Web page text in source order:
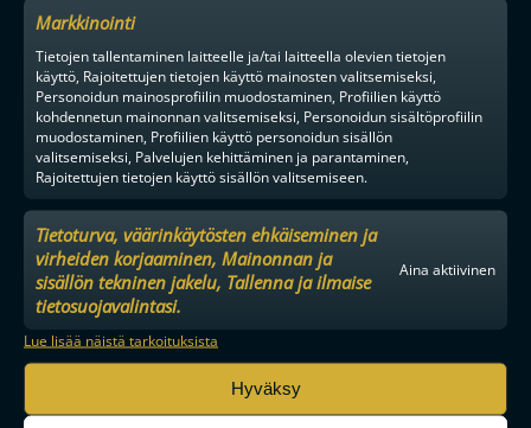
Markkinointi
Tietojen tallentaminen laitteelle ja/tai laitteella olevien tietojen
käyttö, Rajoitettujen tietojen käyttö mainosten valitsemiseksi,
Personoidun mainosprofiilin muodostaminen, Profiilien käyttö
kohdennetun mainonnan valitsemiseksi, Personoidun sisältöprofiilin
muodostaminen, Profiilien käyttö personoidun sisällön
valitsemiseksi, Palvelujen kehittäminen ja parantaminen,
Rajoitettujen tietojen käyttö sisällön valitsemiseen.
Tietoturva, väärinkäytösten ehkäiseminen ja
virheiden korjaaminen, Mainonnan ja
sisällön tekninen jakelu, Tallenna ja ilmaise
tietosuojavalintasi.
Aina aktiivinen
Lue lisää näistä tarkoituksista
Hyväksy
MAAILMAN VIIHDYTTÄVINTÄ SALIBANDYA